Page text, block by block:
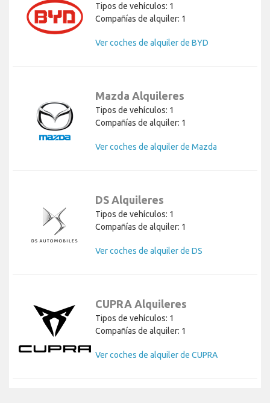
Tipos de vehículos: 1
Compañías de alquiler: 1
Ver coches de alquiler de BYD
Mazda Alquileres
Tipos de vehículos: 1
Compañías de alquiler: 1
Ver coches de alquiler de Mazda
DS Alquileres
Tipos de vehículos: 1
Compañías de alquiler: 1
Ver coches de alquiler de DS
CUPRA Alquileres
Tipos de vehículos: 1
Compañías de alquiler: 1
Ver coches de alquiler de CUPRA